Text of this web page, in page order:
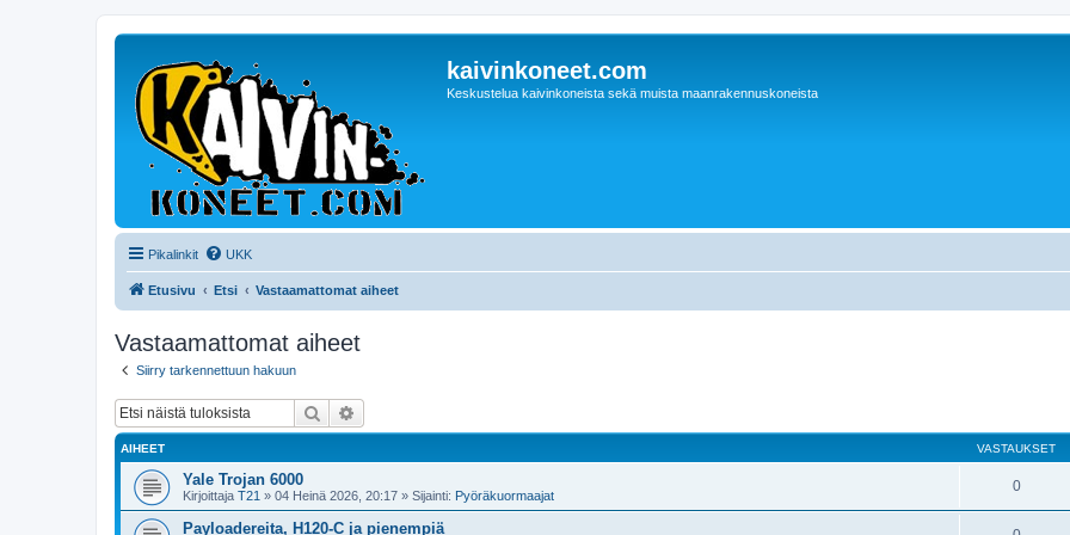
kaivinkoneet.com
Keskustelua kaivinkoneista sekä muista maanrakennuskoneista
Pikalinkit UKK
Etusivu Etsi Vastaamattomat aiheet
Vastaamattomat aiheet
Siirry tarkennettuun hakuun
Etsi
AIHEET VASTAUKSET
Yale Trojan 6000
Kirjoittaja T21 » 04 Heinä 2026, 20:17 » Sijainti: Pyöräkuormaajat
0
Payloadereita, H120-C ja pienempiä